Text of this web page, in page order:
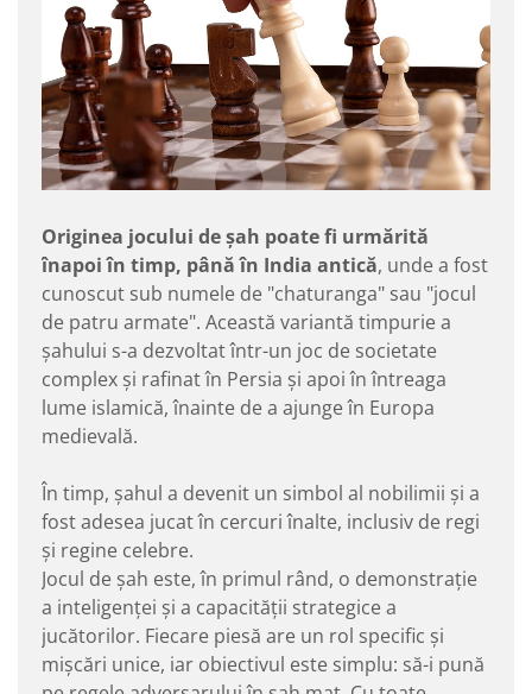
Originea jocului de șah poate fi urmărită
înapoi în timp, până în India antică, unde a fost
cunoscut sub numele de "chaturanga" sau "jocul
de patru armate". Această variantă timpurie a
șahului s-a dezvoltat într-un joc de societate
complex și rafinat în Persia și apoi în întreaga
lume islamică, înainte de a ajunge în Europa
medievală.
În timp, șahul a devenit un simbol al nobilimii și a
fost adesea jucat în cercuri înalte, inclusiv de regi
și regine celebre.
Jocul de șah este, în primul rând, o demonstrație
a inteligenței și a capacității strategice a
jucătorilor. Fiecare piesă are un rol specific și
mișcări unice, iar obiectivul este simplu: să-i pună